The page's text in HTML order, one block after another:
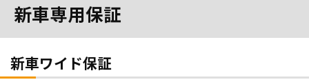
新車専用保証
新車ワイド保証